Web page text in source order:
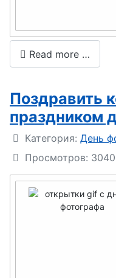
День
сельского
День
пищевика
День
дорожника
День
невролога
Read more …
Поздравить
праздником
Подробности
Категория: День
Просмотров: 3040